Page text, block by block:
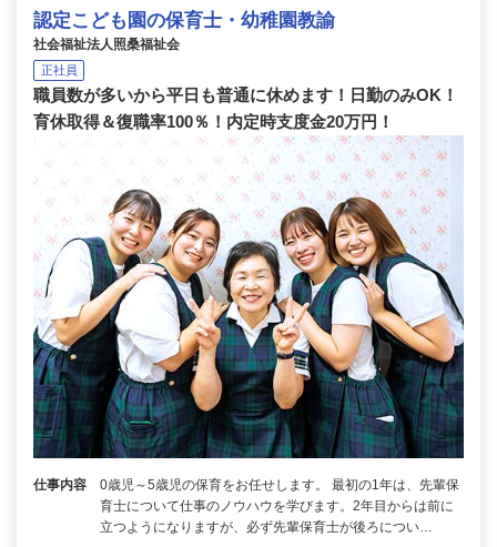
認定こども園の保育士・幼稚園教諭
社会福祉法人照桑福祉会
正社員
職員数が多いから平日も普通に休めます！日勤のみOK！
育休取得＆復職率100％！内定時支度金20万円！
仕事内容
0歳児～5歳児の保育をお任せします。 最初の1年は、先輩保
育士について仕事のノウハウを学びます。2年目からは前に
立つようになりますが、必ず先輩保育士が後ろについ…